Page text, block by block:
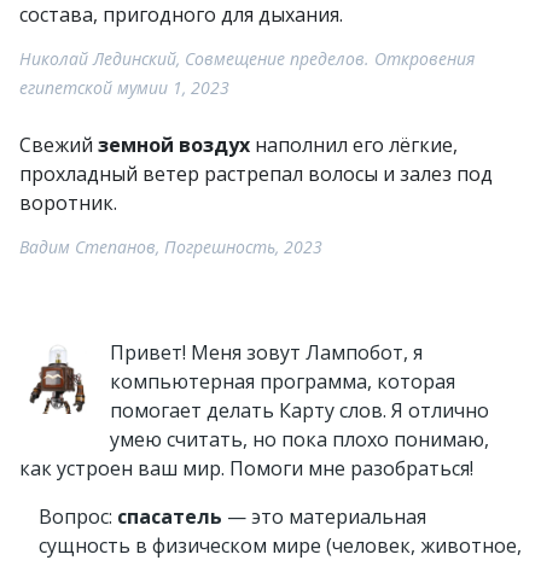
состава, пригодного для дыхания.
Николай Лединский, Совмещение пределов. Откровения
египетской мумии 1, 2023
Свежий земной воздух наполнил его лёгкие,
прохладный ветер растрепал волосы и залез под
воротник.
Вадим Степанов, Погрешность, 2023
Привет! Меня зовут Лампобот, я
компьютерная программа, которая
помогает делать Карту слов. Я отлично
умею считать, но пока плохо понимаю,
как устроен ваш мир. Помоги мне разобраться!
Вопрос: спасатель — это материальная
сущность в физическом мире (человек, животное,